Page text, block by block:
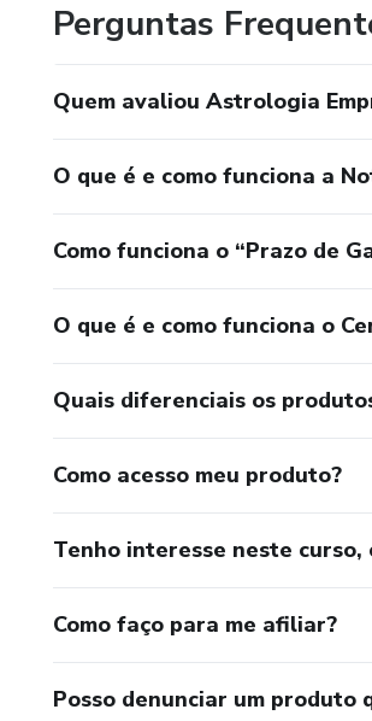
Perguntas
Quem avaliou Astrologia
O que é e como funciona a
Como funciona o “Prazo de
O que é e como funciona o
Quais diferenciais os
Como acesso meu produto?
Tenho interesse neste curso,
Como faço para me afiliar?
Posso denunciar um produto